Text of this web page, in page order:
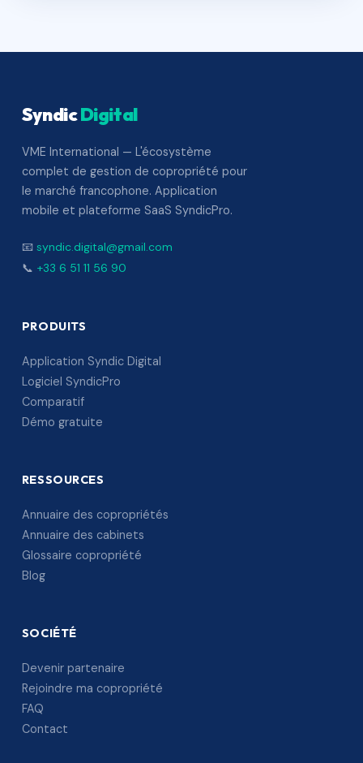
SyndicDigital
VME International — L'écosystème
complet de gestion de copropriété pour
le marché francophone. Application
mobile et plateforme SaaS SyndicPro.
📧 syndic.digital@gmail.com
📞 +33 6 51 11 56 90
PRODUITS
Application Syndic Digital
Logiciel SyndicPro
Comparatif
Démo gratuite
RESSOURCES
Annuaire des copropriétés
Annuaire des cabinets
Glossaire copropriété
Blog
SOCIÉTÉ
Devenir partenaire
Rejoindre ma copropriété
FAQ
Contact